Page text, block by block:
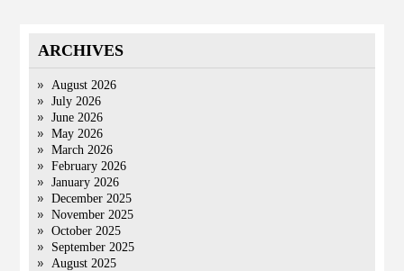
ARCHIVES
August 2026
July 2026
June 2026
May 2026
March 2026
February 2026
January 2026
December 2025
November 2025
October 2025
September 2025
August 2025